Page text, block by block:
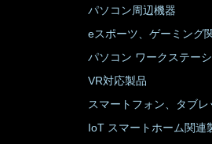
パソコン周辺機器
eスポーツ、ゲーミング
パソコン ワークステー
VR対応製品
スマートフォン、タブレ
IoT スマートホーム関連